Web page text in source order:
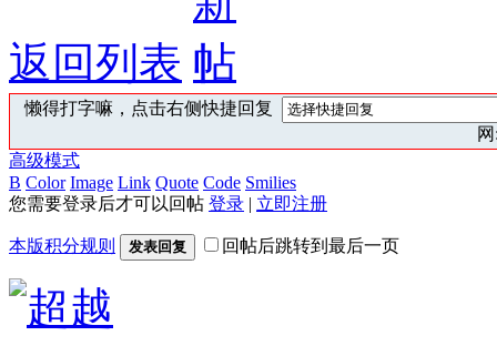
返回列表
懒得打字嘛，点击右侧快捷回复
高级模式
B Color Image Link Quote Code Smilies
您需要登录后才可以回帖 登录 | 立即注册
本版积分规则 发表回复 回帖后跳转到最后一页